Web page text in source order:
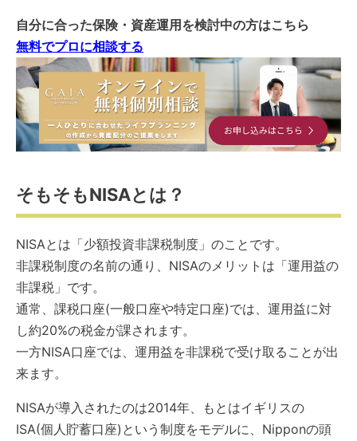
自分に合った保険・資産運用を検討中の方はこちら
無料でプロに相談する
そもそもNISAとは？
NISAとは「少額投資非課税制度」のことです。
非課税制度の名前の通り、NISAのメリットは「運用益の
非課税」です。
通常、課税口座(一般口座や特定口座)では、運用益に対
し約20%の税金が課されます。
一方NISA口座では、運用益を非課税で受け取ることが出
来ます。
NISAが導入されたのは2014年、もとはイギリスの
ISA(個人貯蓄口座)という制度をモデルに、Nipponの頭